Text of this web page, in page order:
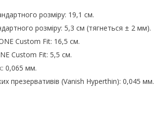
розміру: 19,1 см.
розміру: 5,3 см (тягнеться ± 2 мм).
Custom Fit: 16,5 см.
Custom Fit: 5,5 см.
0,065 мм.
презервативів (Vanish Hyperthin): 0,045 мм.